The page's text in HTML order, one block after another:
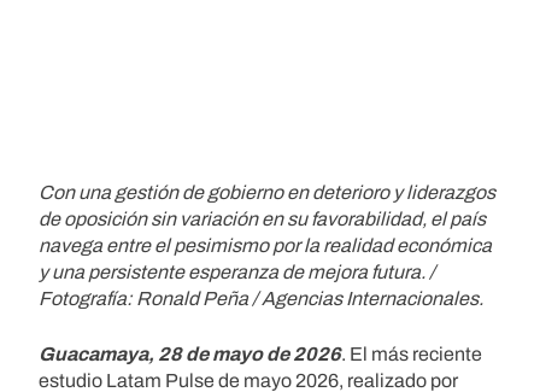
Con una gestión de gobierno en deterioro y liderazgos
de oposición sin variación en su favorabilidad, el país
navega entre el pesimismo por la realidad económica
y una persistente esperanza de mejora futura. /
Fotografía: Ronald Peña / Agencias Internacionales.
Guacamaya, 28 de mayo de 2026. El más reciente
estudio Latam Pulse de mayo 2026, realizado por